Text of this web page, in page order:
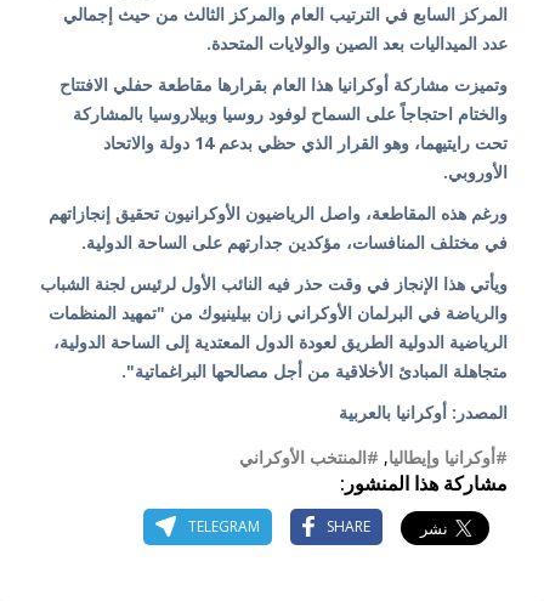
المركز السابع في الترتيب العام والمركز الثالث من حيث إجمالي
عدد الميداليات بعد الصين والولايات المتحدة.
وتميزت مشاركة أوكرانيا هذا العام بقرارها مقاطعة حفلي الافتتاح
والختام احتجاجاً على السماح لوفود روسيا وبيلاروسيا بالمشاركة
تحت رايتيهما، وهو القرار الذي حظي بدعم 14 دولة والاتحاد
الأوروبي.
ورغم هذه المقاطعة، واصل الرياضيون الأوكرانيون تحقيق إنجازاتهم
في مختلف المنافسات، مؤكدين جدارتهم على الساحة الدولية.
ويأتي هذا الإنجاز في وقت حذر فيه النائب الأول لرئيس لجنة الشباب
والرياضة في البرلمان الأوكراني زان بيلينيوك من "تمهيد المنظمات
الرياضية الدولية الطريق لعودة الدول المعتدية إلى الساحة الدولية،
متجاهلة المبادئ الأخلاقية من أجل مصالحها البراغماتية".
المصدر: أوكرانيا بالعربية
#أوكرانيا وإيطاليا, #المنتخب الأوكراني
مشاركة هذا المنشور:
SHARE
TELEGRAM